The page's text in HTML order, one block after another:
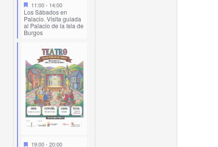
11:00- 14:00
Los Sábados en
Palacio. Visita guiada
al Palacio de la Isla de
Burgos
19:00-20:00